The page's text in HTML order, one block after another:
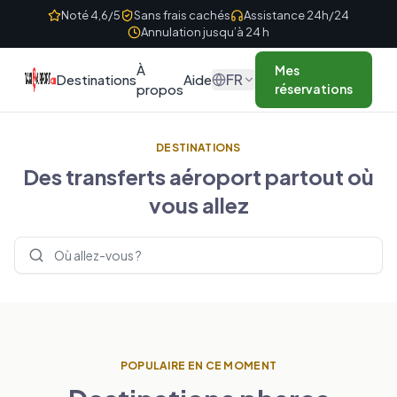
Skip to content
Noté 4,6/5 Sans frais cachés
Assistance 24h/24
Annulation jusqu’à 24 h
Destinations
À
propos
Aide FR
Mes
réservations
DESTINATIONS
Des transferts aéroport partout où
vous allez
Rechercher des destinations
POPULAIRE EN CE MOMENT